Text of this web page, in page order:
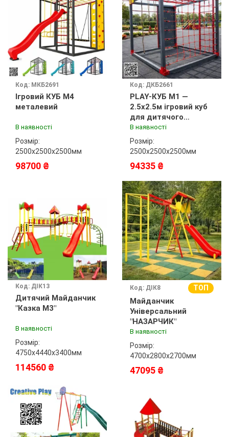
Код: МКБ2691
Ігровий КУБ М4
металевий
В наявності
Розмір:
2500х2500х2500мм
98700 ₴
Код: ДКБ2661
PLAY-КУБ M1 —
2.5x2.5м ігровий куб
для дитячого
майданчика
В наявності
Розмір:
2500х2500x2500мм
94335 ₴
Код: ДІК13
Дитячий Майданчик
"Казка М3"
В наявності
Розмір:
4750х4440х3400мм
114560 ₴
Код: ДІК8 ТОП
Майданчик
Універсальний
"НАЗАРЧИК"
В наявності
Розмір:
4700х2800х2700мм
47095 ₴